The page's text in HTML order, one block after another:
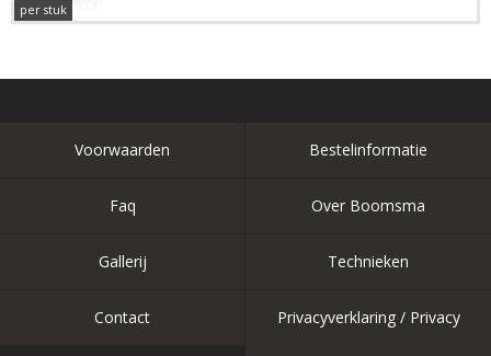
per stuk
Voorwaarden Bestelinformatie
Faq Over Boomsma
Gallerij Technieken
Contact Privacyverklaring / Privacy